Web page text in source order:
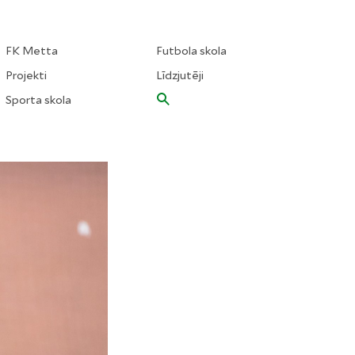
FK Metta
Projekti
Sporta skola
Futbola skola
Līdzjutēji